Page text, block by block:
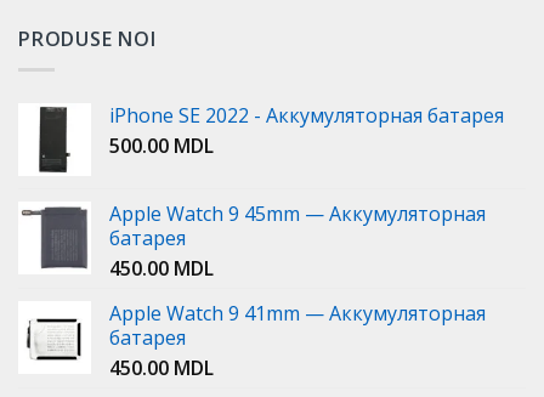
PRODUSE NOI
iPhone SE 2022 - Аккумуляторная батарея
500.00 MDL
Apple Watch 9 45mm — Аккумуляторная
батарея
450.00 MDL
Apple Watch 9 41mm — Аккумуляторная
батарея
450.00 MDL